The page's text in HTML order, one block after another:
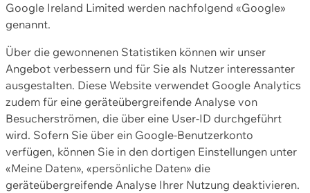
Google Ireland Limited werden nachfolgend «Google»
genannt.
Über die gewonnenen Statistiken können wir unser
Angebot verbessern und für Sie als Nutzer interessanter
ausgestalten. Diese Website verwendet Google Analytics
zudem für eine geräteübergreifende Analyse von
Besucherströmen, die über eine User-ID durchgeführt
wird. Sofern Sie über ein Google-Benutzerkonto
verfügen, können Sie in den dortigen Einstellungen unter
«Meine Daten», «persönliche Daten» die
geräteübergreifende Analyse Ihrer Nutzung deaktivieren.